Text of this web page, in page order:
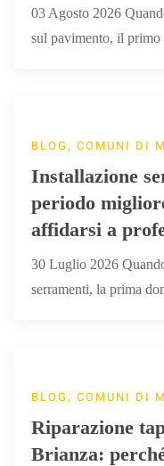
03 Agosto 2026
sul pavimento, il
BLOG, COMUNI DI
Installazione
periodo
affidarsi a
30 Luglio 2026
serramenti, la prima
BLOG, COMUNI DI
Riparazione
Brianza: